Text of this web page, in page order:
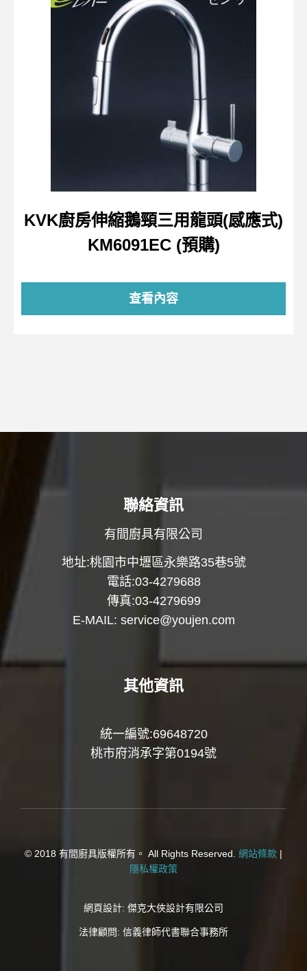
KVK廚房伸縮鵝頸三用龍頭(感應式)
KM6091EC (預購)
查看內容
聯絡資訊
有間廚具有限公司
地址:桃園市中壢區永樂路35巷5號
電話:03-4279688
傳真:03-4279699
E-MAIL: service@youjen.com
其他資訊
統一編號:69648720
桃市府消承字第0194號
© 2018 有間廚具版權所有。 All Rights Reserved. 網站條款 |
隱私權政策
網頁設計: 傑克大俠設計有限公司
法律顧問: 信義律師代書聯合事務所